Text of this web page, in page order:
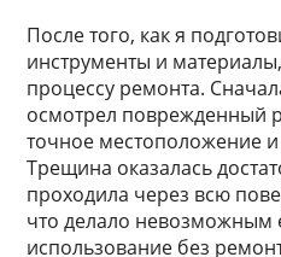
После того, как я
инструменты и
процессу ремонта.
осмотрел поврежденный
точное местоположение
Трещина оказалась
проходила через всю
что делало невозможным
использование без